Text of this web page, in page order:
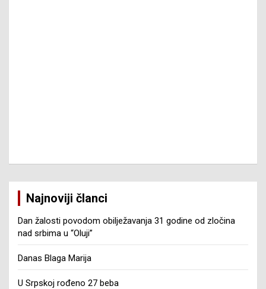
Najnoviji članci
Dan žalosti povodom obilježavanja 31 godine od zločina
nad srbima u “Oluji”
Danas Blaga Marija
U Srpskoj rođeno 27 beba